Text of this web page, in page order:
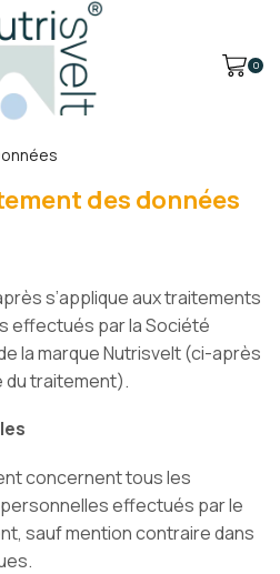
0
des données
s’applique aux traitements
effectués par la Société
la marque Nutrisvelt (ci-après
du traitement).
concernent tous les
effectués par le
sauf mention contraire dans